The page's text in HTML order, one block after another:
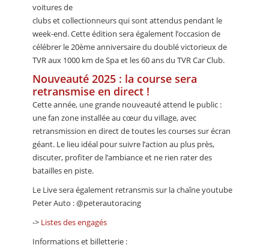
voitures de
clubs et collectionneurs qui sont attendus pendant le
week-end. Cette édition sera également l’occasion de
célébrer le 20ème anniversaire du doublé victorieux de
TVR aux 1000 km de Spa et les 60 ans du TVR Car Club.
Nouveauté 2025 : la course sera
retransmise en direct !
Cette année, une grande nouveauté attend le public :
une fan zone installée au cœur du village, avec
retransmission en direct de toutes les courses sur écran
géant. Le lieu idéal pour suivre l’action au plus près,
discuter, profiter de l’ambiance et ne rien rater des
batailles en piste.
Le Live sera également retransmis sur la chaîne youtube
Peter Auto : @peterautoracing
-> Listes des engagés
Informations et billetterie :